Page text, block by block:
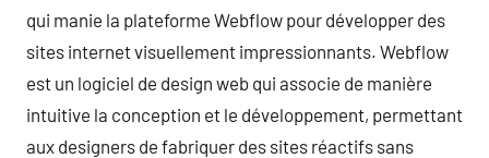
qui manie la plateforme Webflow pour développer des
sites internet visuellement impressionnants. Webflow
est un logiciel de design web qui associe de manière
intuitive la conception et le développement, permettant
aux designers de fabriquer des sites réactifs sans